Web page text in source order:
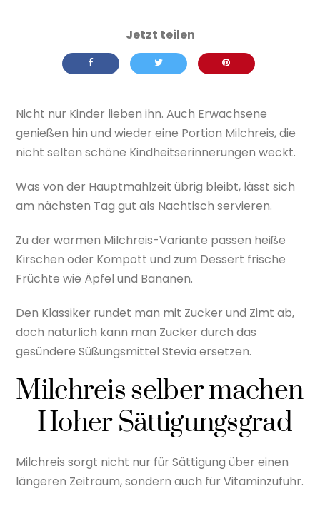
Nicht nur Kinder lieben ihn. Auch Erwachsene
genießen hin und wieder eine Portion Milchreis, die
nicht selten schöne Kindheitserinnerungen weckt.
Was von der Hauptmahlzeit übrig bleibt, lässt sich
am nächsten Tag gut als Nachtisch servieren.
Zu der warmen Milchreis-Variante passen heiße
Kirschen oder Kompott und zum Dessert frische
Früchte wie Äpfel und Bananen.
Den Klassiker rundet man mit Zucker und Zimt ab,
doch natürlich kann man Zucker durch das
gesündere Süßungsmittel Stevia ersetzen.
Milchreis selber machen
– Hoher Sättigungsgrad
Milchreis sorgt nicht nur für Sättigung über einen
längeren Zeitraum, sondern auch für Vitaminzufuhr.